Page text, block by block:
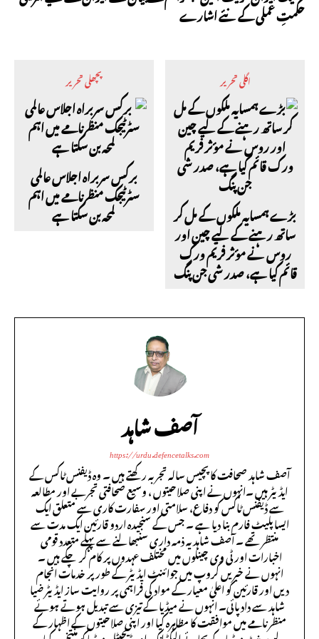
حکمتِ عملی کے نئے اشارے
پچھلی تحریر
برکس سربراہ اجلاس عالمی
سٹرٹیجک منظرنامے میں اہم
لمحہ بن سکتا ہے
اگلی تحریر
بڑے ہمسایہ ملکوں کے مل کر
ساتھ رہنے کے لیے چین اور
روس نے مؤثر فریم ورک
قائم کیا ہے، صدر شی جن پنگ
آصف شاہد
https://urdu.defencetalks.com
آصف شاہد صحافت کا پچیس سالہ تجربہ رکھتے ہیں ۔ وہ ڈیفنس ٹاکس کے
ایڈیٹر ہیں ۔انہوں نے اپنی صلاحیتوں ، وسیع صحافتی تجربے اور مطالعہ
سے ڈیفنس ٹاکس کو دفاع، سلامتی اور سفارت کاری سے متعلق ایک
ایسا پلیٹ فارم بنا دیا ہے ۔ جس کے سنجیدہ اردو قارئین ایک مدت سے
منتظر تھے ۔ آصف شاہد یہ ذمہ داری سنبھالنے سے پہلے متعدد قومی
اخبارات اور ٹی وی چینلوں میں مختلف عہدوں پر کام کر چکے ہیں ۔
انہوں نے خبریں گروپ میں جوائنٹ ایڈیٹر کے طور پر خدمات انجام
دیں اور قارئین کو اعلیٰ معیار کے مواد کی فراہمی پر روایت ساز ایڈیٹر ضیا
شاہد سے داد پائی۔ انہوں نے میڈیا کے تیزی سے تبدیل ہوتے ہوئے
منظر نامے میں موافقت کا مظاہرہ کیا اور اپنی صلاحیتوں کے اظہار کے